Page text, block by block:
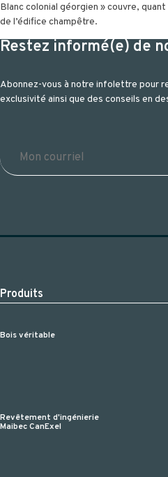
Blanc colonial géorgien » couvre,
de l’édifice champêtre.
Restez informé(e) de
Abonnez-vous à notre infolettre pour
exclusivité ainsi que des conseils en
Produits
Bois véritable
Revêtement d'ingénierie
Maibec CanExel